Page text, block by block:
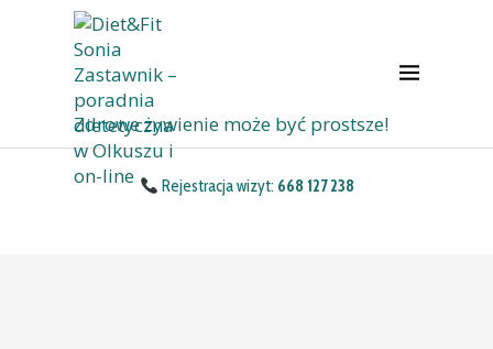
Zdrowe żywienie może być prostsze!
Rejestracja wizyt: 668 127 238